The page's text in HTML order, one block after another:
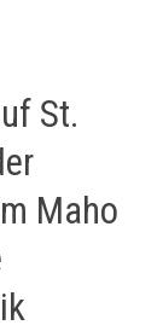
St.
Maho